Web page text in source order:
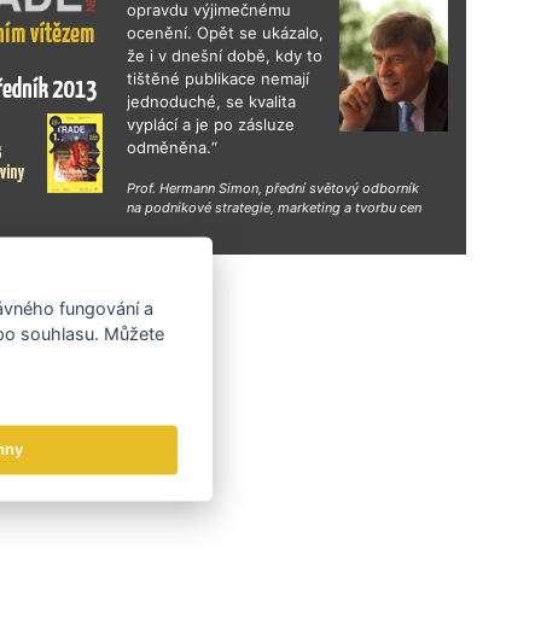
opravdu výjimečnému
ocenění. Opět se ukázalo,
že i v dnešní době, kdy to
tištěné publikace nemají
jednoduché, se kvalita
vyplácí a je po zásluze
odměněna.“
Prof. Hermann Simon, přední světový odborník
na podnikové strategie, marketing a tvorbu cen
fungování a
souhlasu. Můžete